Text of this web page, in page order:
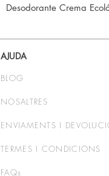
Desodorante Crema
AJUDA
BLOG
NOSALTRES
ENVIAMENTS I
TERMES I CONDICIONS
FAQs